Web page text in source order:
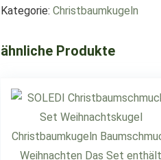
Kategorie: Christbaumkugeln
ähnliche Produkte